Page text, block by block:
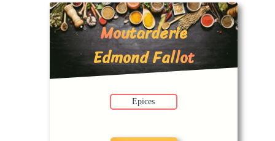
Moutarderie
Edmond Fallot
Epices